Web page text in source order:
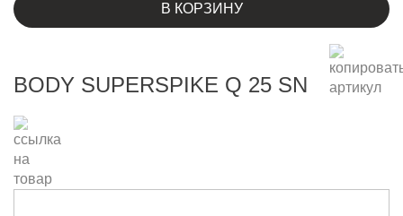
В КОРЗИНУ
BODY SUPERSPIKE Q 25 SN